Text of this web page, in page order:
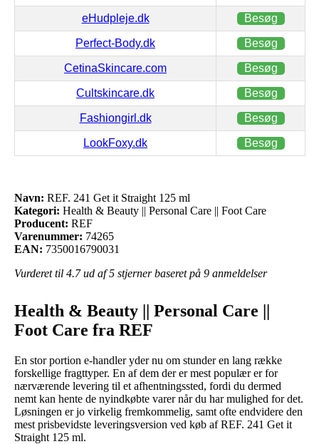
eHudpleje.dk Besøg
Perfect-Body.dk Besøg
CetinaSkincare.com Besøg
Cultskincare.dk Besøg
Fashiongirl.dk Besøg
LookFoxy.dk Besøg
Navn: REF. 241 Get it Straight 125 ml
Kategori: Health & Beauty || Personal Care || Foot Care
Producent: REF
Varenummer: 74265
EAN: 7350016790031
Vurderet til 4.7ud af 5 stjerner baseret på 9 anmeldelser
Health & Beauty || Personal Care ||
Foot Care fra REF
En stor portion e-handler yder nu om stunder en lang række
forskellige fragttyper. En af dem der er mest populær er for
nærværende levering til et afhentningssted, fordi du dermed
nemt kan hente de nyindkøbte varer når du har mulighed for det.
Løsningen er jo virkelig fremkommelig, samt ofte endvidere den
mest prisbevidste leveringsversion ved køb af REF. 241 Get it
Straight 125 ml.